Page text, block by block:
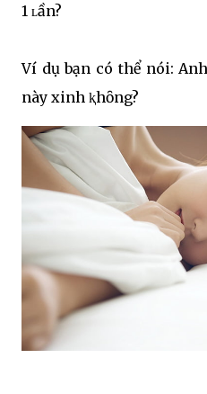
1 ʟần?
Ví dụ bạn có thể nói:
này xinh ⱪhȏng?